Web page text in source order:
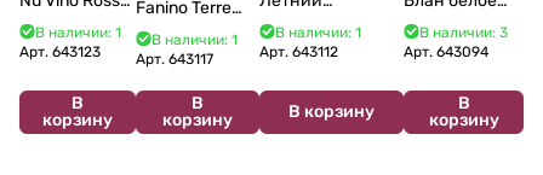
2025 750 мл
В наличии: 1
Арт. 643123
В
корзину
Fanino Terre
Siciliane IGP
2022 750 мл
В наличии: 1
Арт.643117
В
корзину
Сибирьковый
2024 750 мл
В наличии: 1
Арт. 643112
В корзину
сухое 750 мл
12%
В наличии: 3
Арт.643094
В
корзину